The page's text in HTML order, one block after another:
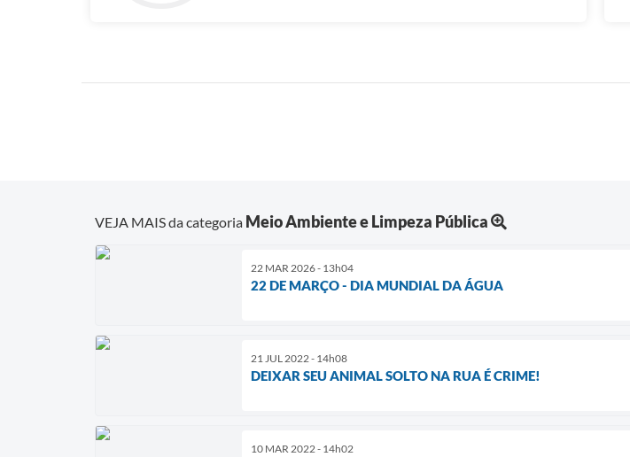
VEJA MAIS da categoria Meio Ambiente e Limpeza Pública
22 MAR 2026 - 13h04
22 DE MARÇO - DIA MUNDIAL DA ÁGUA
21 JUL 2022 - 14h08
DEIXAR SEU ANIMAL SOLTO NA RUA É CRIME!
10 MAR 2022 - 14h02